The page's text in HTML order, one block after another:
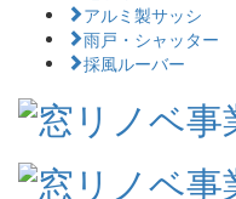
アルミ製サッシ
雨戸・シャッター
採風ルーバー